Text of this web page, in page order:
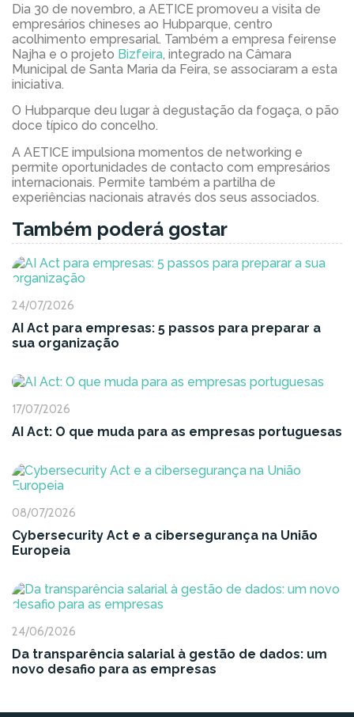
Dia 30 de novembro, a AETICE promoveu a visita de
empresários chineses ao Hubparque, centro
acolhimento empresarial. Também a empresa feirense
Najha e o projeto Bizfeira, integrado na Câmara
Municipal de Santa Maria da Feira, se associaram a esta
iniciativa.
O Hubparque deu lugar à degustação da fogaça, o pão
doce típico do concelho.
A AETICE impulsiona momentos de networking e
permite oportunidades de contacto com empresários
internacionais. Permite também a partilha de
experiências nacionais através dos seus associados.
Também poderá gostar
24/07/2026
AI Act para empresas: 5 passos para preparar a
sua organização
17/07/2026
AI Act: O que muda para as empresas portuguesas
08/07/2026
Cybersecurity Act e a cibersegurança na União
Europeia
24/06/2026
Da transparência salarial à gestão de dados: um
novo desafio para as empresas